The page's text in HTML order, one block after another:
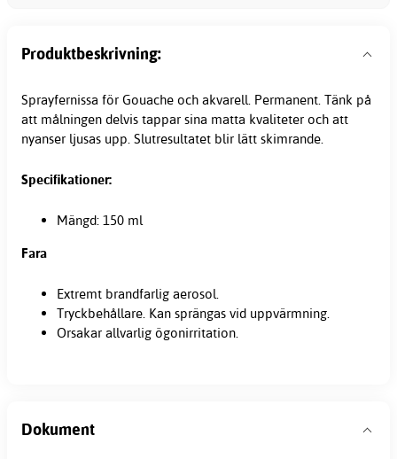
Produktbeskrivning:
Sprayfernissa för Gouache och akvarell. Permanent. Tänk på
att målningen delvis tappar sina matta kvaliteter och att
nyanser ljusas upp. Slutresultatet blir lätt skimrande.
Specifikationer:
Mängd: 150 ml
Fara
Extremt brandfarlig aerosol.
Tryckbehållare. Kan sprängas vid uppvärmning.
Orsakar allvarlig ögonirritation.
Dokument